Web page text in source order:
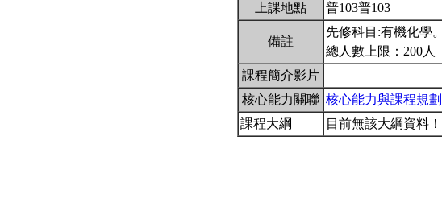
上課地點
普103普103
備註
先修科目:有機化學
總人數上限：200人
課程簡介影片
核心能力關聯 核心能力與課程規
課程大綱
目前無該大綱資料！